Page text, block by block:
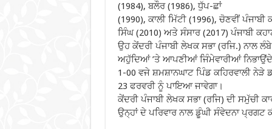
(1984), ਬਲੌਰ (1986), ਧੁੱਪ-ਛਾਂ
(1990), ਕਾਲੀ ਮਿੱਟੀ (1996), ਚੋਣਵੀਂ
ਸਿੰਘ (2010) ਅਤੇ ਸੰਸਾਰ (2017) ਪੰਜਾਬੀ
ਉਹ ਕੇਂਦਰੀ ਪੰਜਾਬੀ ਲੇਖਕ ਸਭਾ (ਰਜਿ.) ਨਾਲ
ਅਹੁੱਦਿਆਂ ’ਤੇ ਆਪਣੀਆਂ ਜਿੰਮੇਵਾਰੀਆਂ
1-00 ਵਜੇ ਸ਼ਮਸ਼ਾਨਘਾਟ ਪਿੰਡ ਕਹਿਰਵਾਲੀ ਨੇੜੇ
23 ਫਰਵਰੀ ਨੂੰ ਪਾਇਆ ਜਾਵੇਗਾ।
ਕੇਂਦਰੀ ਪੰਜਾਬੀ ਲੇਖਕ ਸਭਾ (ਰਜਿ) ਦੀ ਸਮੁੱਚੀ
ਉਨ੍ਹਾਂ ਦੇ ਪਰਿਵਾਰ ਨਾਲ ਡੂੰਘੀ ਸੰਵੇਦਨਾ ਪ੍ਰਗਟ